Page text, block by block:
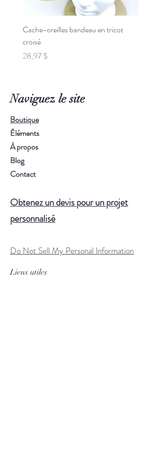
Cache-oreilles bandeau en tricot
croisé
Prix
28,97 $
Prix
95,00 $
Naviguez le site
Boutique
Éléments
À propos
Blog
Contact
Obtenez un devis pour un projet
personnalisé
Do Not Sell My Personal Information
Liens utiles